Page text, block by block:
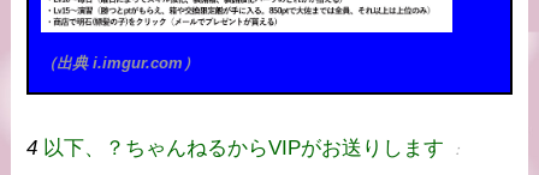
（出典 i.imgur.com）
4 以下、？ちゃんねるからVIPがお送りします ：